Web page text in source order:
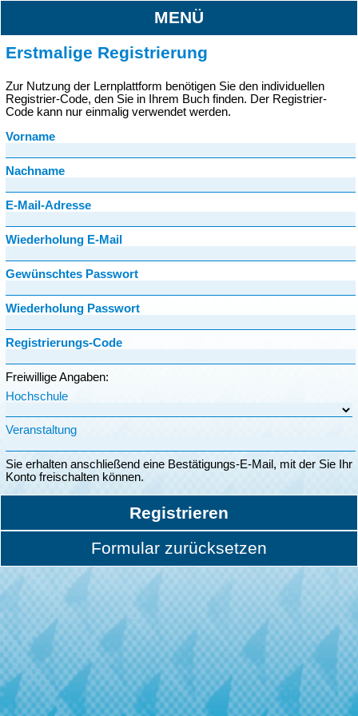
MENÜ
Erstmalige Registrierung
Zur Nutzung der Lernplattform benötigen Sie den individuellen
Registrier-Code, den Sie in Ihrem Buch finden. Der Registrier-
Code kann nur einmalig verwendet werden.
Vorname
Nachname
E-Mail-Adresse
Wiederholung E-Mail
Gewünschtes Passwort
Wiederholung Passwort
Registrierungs-Code
Freiwillige Angaben:
Hochschule
Veranstaltung
Sie erhalten anschließend eine Bestätigungs-E-Mail, mit der Sie Ihr
Konto freischalten können.
Registrieren
Formular zurücksetzen